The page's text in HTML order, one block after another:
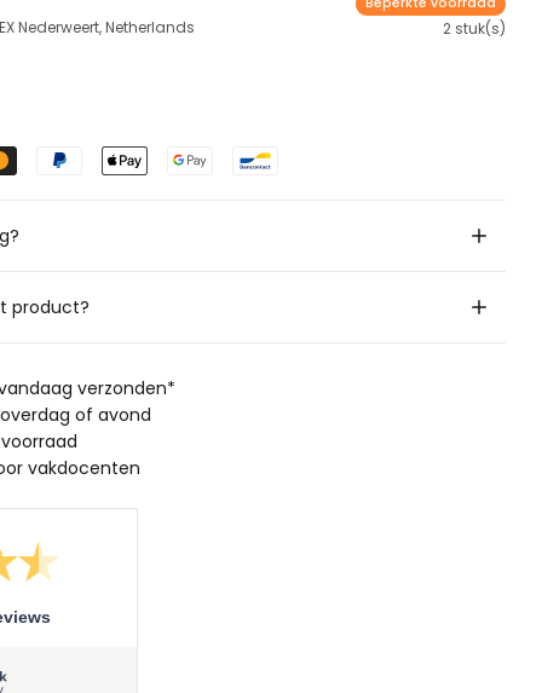
Nederweert, Netherlands 2 stuk(s)
product?
verzonden*
of avond
vakdocenten